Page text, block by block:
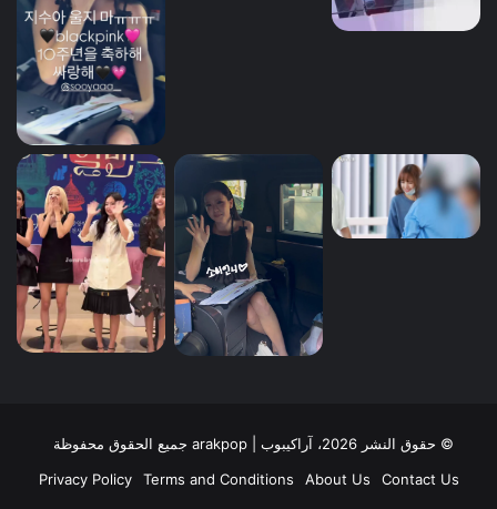
© حقوق النشر 2026، آراكيبوب | ‎arakpop جميع الحقوق محفوظة
Contact Us
About Us
Terms and Conditions
Privacy Policy